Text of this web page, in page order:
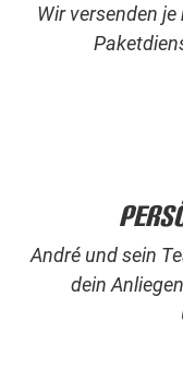
Wir versenden
André und sein
dein